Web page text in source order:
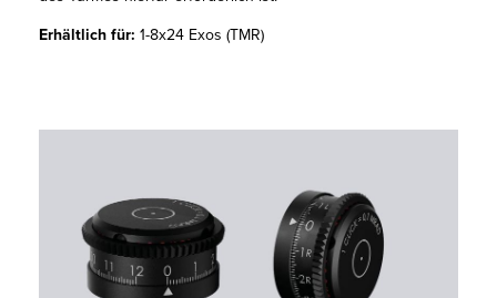
Erhältlich für: 1-8x24 Exos (TMR)